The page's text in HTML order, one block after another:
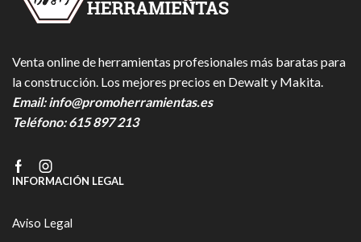
Venta online de herramientas profesionales más baratas para
la construcción. Los mejores precios en Dewalt y Makita.
Email:info@promoherramientas.es
Teléfono:615 897 213
FacebookInstagram
INFORMACIÓN LEGAL
Aviso Legal